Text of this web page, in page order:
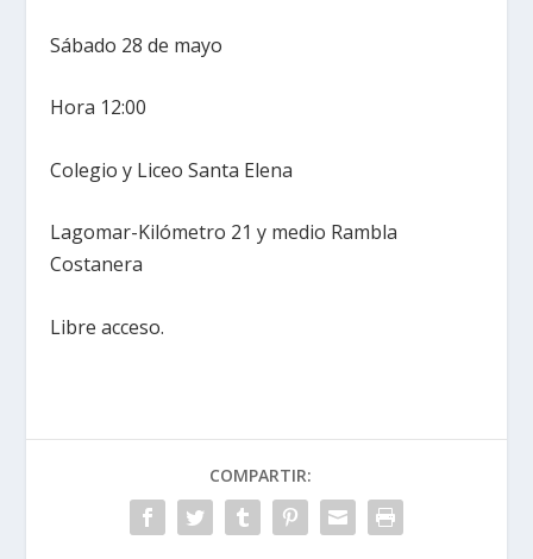
Sábado 28 de mayo
Hora 12:00
Colegio y Liceo Santa Elena
Lagomar-Kilómetro 21 y medio Rambla
Costanera
Libre acceso.
COMPARTIR: